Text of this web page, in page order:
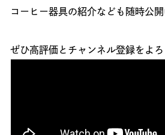
コーヒー器具の紹介なども随時公開
ぜひ高評価とチャンネル登録をよ